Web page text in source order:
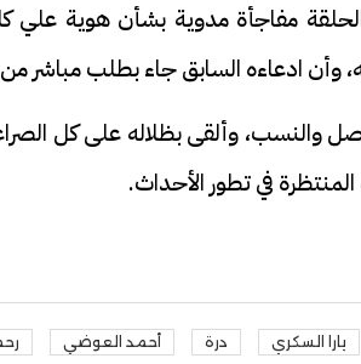
مفاجأة مدوية بشأن هوية علي
وأن ادعاءه السابق جاء بطلب مباشر
والنسب، وألقى بظلاله على كل
المنتظرة في تطور الأحداث.
يارا السكري درة أحمد العوضي